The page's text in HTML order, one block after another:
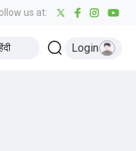
us at:
Login